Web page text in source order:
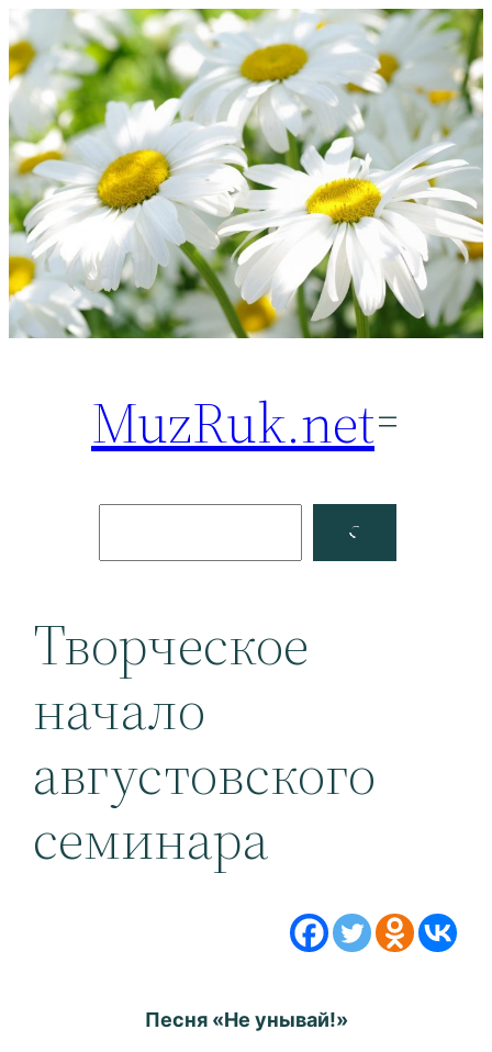
Перейти
к
содержимому
MuzRuk.net
Facebook
Творческое
начало
августовского
семинара
Песня «Не унывай!»